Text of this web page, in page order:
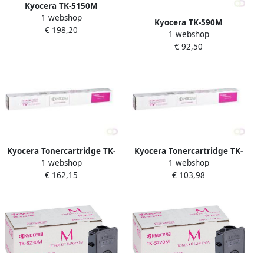
Kyocera TK-5150M
tonercartridge 1 stuk(s)
Origineel Magenta
1 webshop
€ 198,20
Kyocera TK-590M
tonercartridge 1 stuk(s)
Origineel Magenta
1 webshop
€ 92,50
Kyocera Tonercartridge TK-
8375 rood
1 webshop
€ 162,15
Kyocera Tonercartridge TK-
8365 rood
1 webshop
€ 103,98